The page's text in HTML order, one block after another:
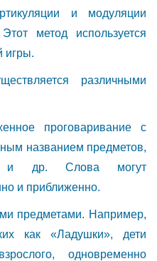
и модуляции
метод используется
игры.
различными
проговаривание с
названием предметов,
и др. Слова могут
и приближенно.
предметами. Например,
как «Ладушки», дети
одновременно